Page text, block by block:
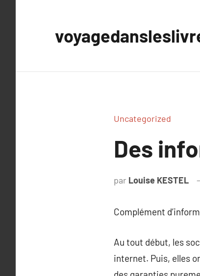
Uncategorized
Des
par Louise KESTEL
Complément
Au tout début, les
internet. Puis, elles